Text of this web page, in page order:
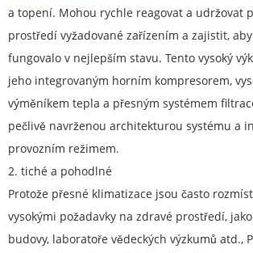
a topení. Mohou rychle reagovat a udržovat
prostředí vyžadované zařízením a zajistit,
fungovalo v nejlepším stavu. Tento vysoký
jeho integrovaným horním kompresorem,
výměníkem tepla a přesným systémem
pečlivě navrženou architekturou systému a
provozním režimem.
2. tiché a pohodlné
Protože přesné klimatizace jsou často
vysokými požadavky na zdravé prostředí,
budovy, laboratoře vědeckých výzkumů atd.,